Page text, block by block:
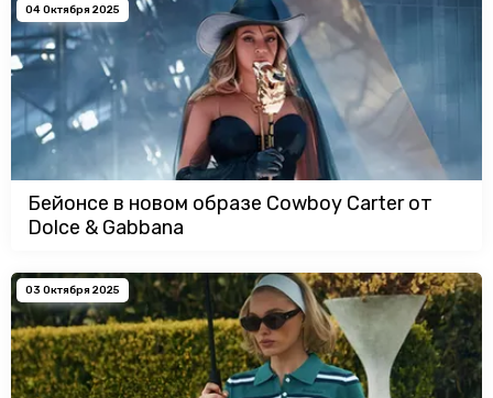
04 Октября 2025
Бейонсе в новом образе Cowboy Carter от
Dolce & Gabbana
03 Октября 2025